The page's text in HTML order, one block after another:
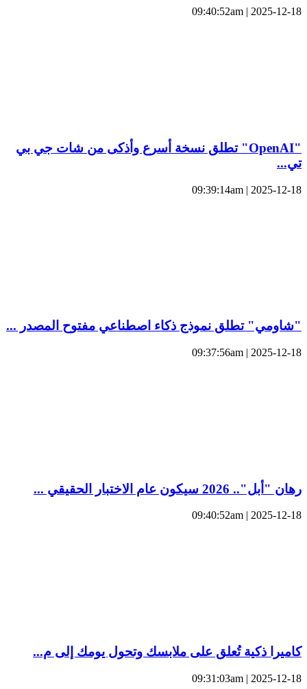
2025-12-18 | 09:40:52am
"OpenAI" تطلق نسخة أسرع وأذكى من شات جي بي
تي...
2025-12-18 | 09:39:14am
"شاومي" تطلق نموذج ذكاء اصطناعي مفتوح المصدر ...
2025-12-18 | 09:37:56am
رهان "أبل".. 2026 سيكون عام الاختبار الحقيقي ...
2025-12-18 | 09:40:52am
كاميرا ذكية تُعلق على ملابسك وتحول يومك إلى م...
2025-12-18 | 09:31:03am